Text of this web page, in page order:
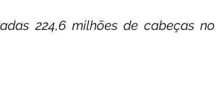
224,6 milhões de cabeças no